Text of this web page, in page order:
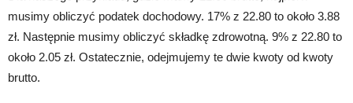
musimy obliczyć podatek dochodowy. 17% z 22.80 to około 3.88
zł. Następnie musimy obliczyć składkę zdrowotną. 9% z 22.80 to
około 2.05 zł. Ostatecznie, odejmujemy te dwie kwoty od kwoty
brutto.